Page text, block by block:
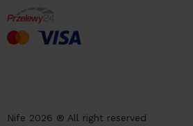
Nife 2026 ® All right reserved